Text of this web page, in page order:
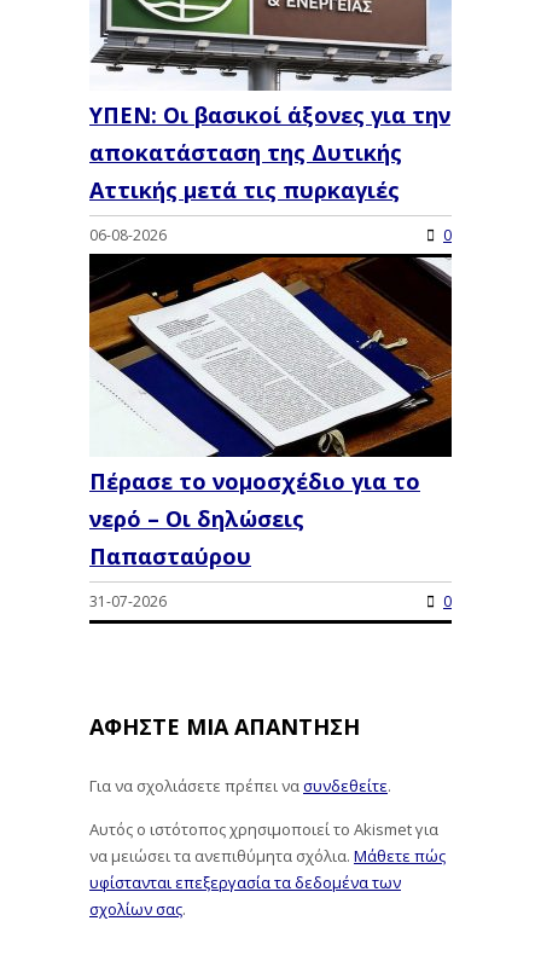
ΥΠΕΝ: Oι βασικοί άξονες για την
αποκατάσταση της Δυτικής
Αττικής μετά τις πυρκαγιές
06-08-2026 0
Πέρασε το νομοσχέδιο για το
νερό – Οι δηλώσεις
Παπασταύρου
31-07-2026 0
ΑΦΉΣΤΕ ΜΙΑ ΑΠΆΝΤΗΣΗ
Για να σχολιάσετε πρέπει νασυνδεθείτε.
Αυτός ο ιστότοπος χρησιμοποιεί το Akismet για
να μειώσει τα ανεπιθύμητα σχόλια. Μάθετε πώς
υφίστανται επεξεργασία τα δεδομένα των
σχολίων σας.